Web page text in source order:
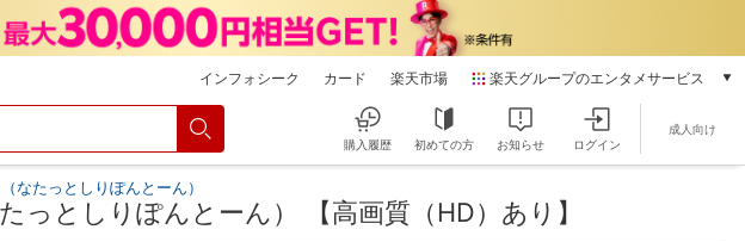
インフォシーク カード 楽天市場 楽天グループのエンタメサービス
本/ゲーム/CD/DVD
電子書籍
動画配信
購入履歴 初めての方 お知らせ ログイン
成人向け
なたっとしりぽんとーん）
っとしりぽんとーん） 【高画質（HD）あり】